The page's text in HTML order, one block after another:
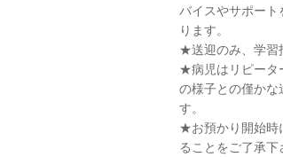
バイスやサポー
ります。
★送迎のみ、学習
★病児はリピータ
の様子との僅か
す。
★お預かり開始時
ることをご了承下